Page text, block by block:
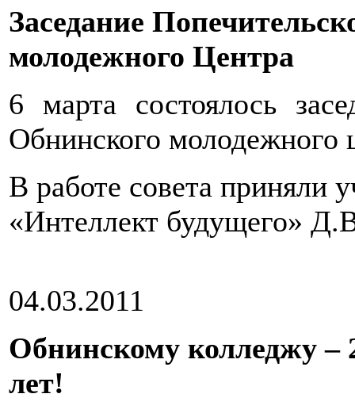
Заседание
молодежного Центра
6 марта состоялось
Обнинского молодежного
В работе совета приняли
«Интеллект будущего»
04.03.2011
Обнинскому колледжу –
лет!